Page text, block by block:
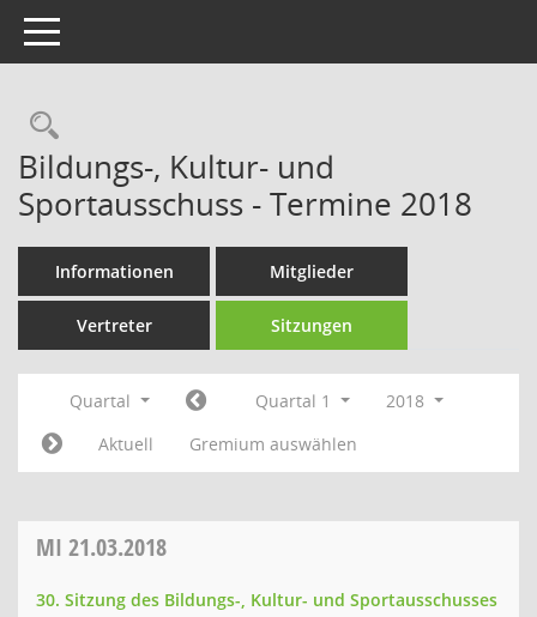
Toggle navigation
Rechercheauswahl
Bildungs-, Kultur- und
Sportausschuss - Termine 2018
Informationen Mitglieder
Vertreter Sitzungen
Quartal Quartal 1
2018
Aktuell
Gremium auswählen
MI 21.03.2018
30. Sitzung des Bildungs-, Kultur- und Sportausschusses